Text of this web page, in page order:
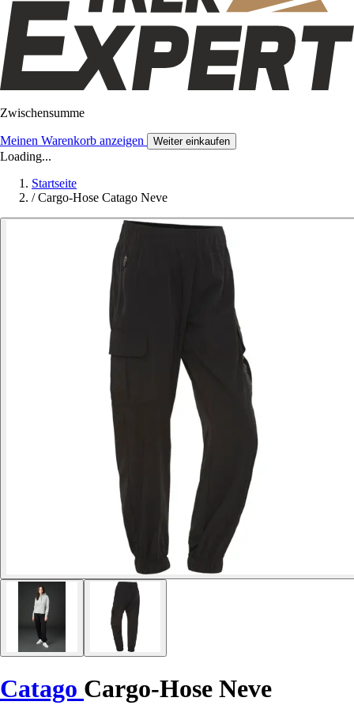
Zwischensumme
Meinen Warenkorb anzeigen Weiter einkaufen
Loading...
Startseite
/ Cargo-Hose Catago Neve
Catago Cargo-Hose Neve